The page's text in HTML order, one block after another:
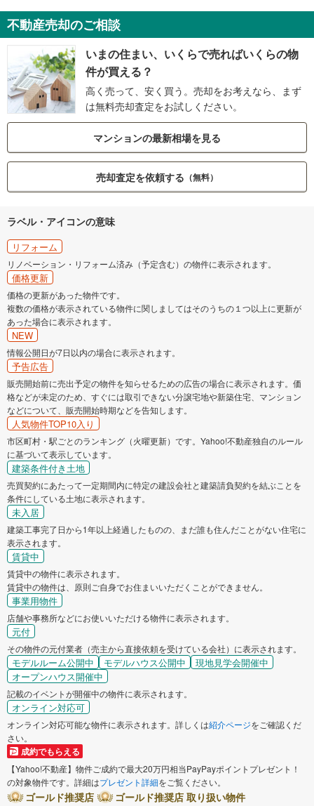
不動産売却のご相談
いまの住まい、いくらで売ればいくらの物
件が買える？
高く売って、安く買う。売却をお考えなら、まず
は無料売却査定をお試しください。
マンションの最新相場を見る
売却査定を依頼する （無料）
ラベル・アイコンの意味
リフォーム
リノベーション・リフォーム済み（予定含む）の物件に表示されます。
価格更新
価格の更新があった物件です。
複数の価格が表示されている物件に関しましてはそのうちの１つ以上に更新が
あった場合に表示されます。
NEW
情報公開日が7日以内の場合に表示されます。
予告広告
販売開始前に売出予定の物件を知らせるための広告の場合に表示されます。価
格などが未定のため、すぐには取引できない分譲宅地や新築住宅、マンション
などについて、販売開始時期などを告知します。
人気物件TOP10入り
市区町村・駅ごとのランキング（火曜更新）です。Yahoo!不動産独自のルール
に基づいて表示しています。
建築条件付き土地
売買契約にあたって一定期間内に特定の建設会社と建築請負契約を結ぶことを
条件にしている土地に表示されます。
未入居
建築工事完了日から1年以上経過したものの、まだ誰も住んだことがない住宅に
表示されます。
賃貸中
賃貸中の物件に表示されます。
賃貸中の物件は、原則ご自身でお住まいいただくことができません。
事業用物件
店舗や事務所などにお使いいただける物件に表示されます。
元付
その物件の元付業者（売主から直接依頼を受けている会社）に表示されます。
モデルルーム公開中 モデルハウス公開中
現地見学会開催中
オープンハウス開催中
記載のイベントが開催中の物件に表示されます。
オンライン対応可
オンライン対応可能な物件に表示されます。詳しくは紹介ページをご確認くだ
さい。
成約でもらえる
【Yahoo!不動産】物件ご成約で最大20万円相当PayPayポイントプレゼント！
の対象物件です。詳細はプレゼント詳細をご覧ください。
ゴールド推奨店
ゴールド推奨店 取り扱い物件